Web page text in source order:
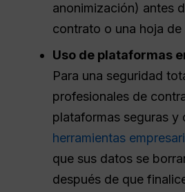
anonimización) antes
contrato o una hoja de
Uso de plataformas
Para una seguridad
profesionales de
plataformas seguras y
herramientas
que sus datos se
después de que